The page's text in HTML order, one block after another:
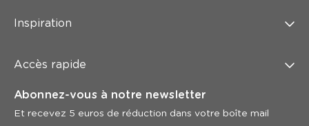
Inspiration
Accès rapide
Abonnez-vous à notre newsletter
Et recevez 5 euros de réduction dans votre boîte mail